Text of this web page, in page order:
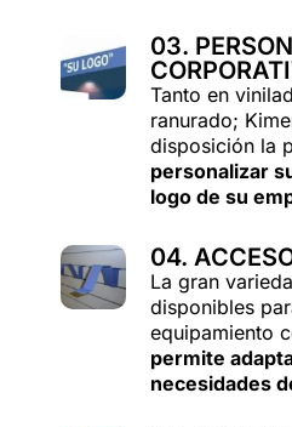
03.
Tanto en
ranurado;
disposición la
personalizar
logo de su
04.
La gran
disponibles
equipamiento
permite
necesidades